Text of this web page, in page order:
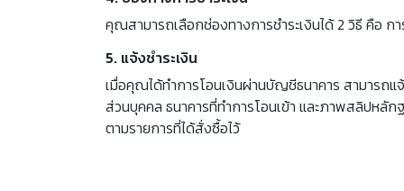
คุณสามารถเลือกช่องทางการชำระเงินได้ 2 วิธี คือ ก
5. แจ้งชำระเงิน
เมื่อคุณได้ทำการโอนเงินผ่านบัญชีธนาคาร สามารถแ
ส่วนบุคคล ธนาคารที่ทำการโอนเข้า และภาพสลิปหลั
ตามรายการที่ได้สั่งซื้อไว้